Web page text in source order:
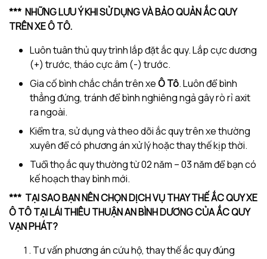
*** NHỮNG LƯU Ý KHI SỬ DỤNG VÀ BẢO QUẢN ẮC QUY
TRÊN XE Ô TÔ.
Luôn tuân thủ quy trình lắp đặt ắc quy. Lắp cực dương
(+) trước, tháo cực âm (-) trước.
Gia cố bình chắc chắn trên xeÔ Tô. Luôn để bình
thẳng đứng, tránh để bình nghiêng ngả gây rò rỉ axit
ra ngoài.
Kiểm tra, sử dụng và theo dõi ắc quy trên xe thường
xuyên để có phương án xử lý hoặc thay thế kịp thời.
Tuổi thọ ắc quy thường từ 02 năm – 03 năm để bạn có
kế hoạch thay bình mới.
*** TẠI SAO BẠN NÊN CHỌN DỊCH VỤ THAY THẾ ẮC QUY XE
Ô TÔTẠI LÁI THIÊU THUẬN AN BÌNH DƯƠNG CỦA ẮC QUY
VẠN PHÁT?
Tư vấn phương án cứu hộ, thay thế ắc quy đúng